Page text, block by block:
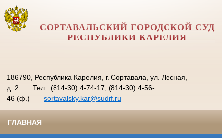
СОРТАВАЛЬСКИЙ ГОРОДСКОЙ СУД
РЕСПУБЛИКИ КАРЕЛИЯ
186790, Республика Карелия, г. Сортавала, ул. Лесная,
д. 2
Тел.: (814-30) 4-74-17; (814-30) 4-56-
46 (ф.)
sortavalsky.kar@sudrf.ru
ГЛАВНАЯ